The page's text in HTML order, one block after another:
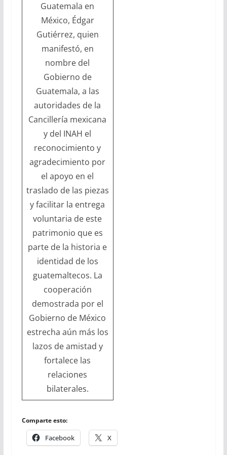
Guatemala en
México, Édgar
Gutiérrez, quien
manifestó, en
nombre del
Gobierno de
Guatemala, a las
autoridades de la
Cancillería mexicana
y del INAH el
reconocimiento y
agradecimiento por
el apoyo en el
traslado de las piezas
y facilitar la entrega
voluntaria de este
patrimonio que es
parte de la historia e
identidad de los
guatemaltecos. La
cooperación
demostrada por el
Gobierno de México
estrecha aún más los
lazos de amistad y
fortalece las
relaciones
bilaterales.
Comparte esto:
Facebook X